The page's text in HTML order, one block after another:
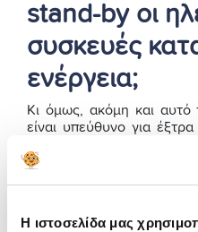
Η ιστοσελίδα μας
stand-by οι
συσκευές
ενέργεια;
Κι όμως, ακόμη και αυτό
είναι υπεύθυνο για
αλλά αν μπορείς γιατί να
μικροσυσκευές που δε